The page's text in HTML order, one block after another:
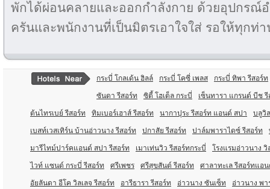
พักได้ผ่อนคลายและออกกำลังกาย ด้วยอุปกรณ์
ครันและพนักงานที่เป็นมิตรเอาใจใส่ รอให้ทุกท่า
กระบี่ โกลเด้น ฮิลล์ กระบี่ โคซี่ เพลส กระบี่ ทิพา รีสอร์ท
ซันดา รีสอร์ท ซิตี้ โฮเต็ล กระบี่ เซ็นทารา แกรนด์ บีช
ต้นไทรเบย์ รีสอร์ท ทิมเบอร์เฮาส์ รีสอร์ท นากาปุระ รีสอร์ท แอนด์ สปา บลูวิ
เบสท์เวสเทิร์น บ้านอ่าวนาง รีสอร์ท ปกาสัย รีสอร์ท ปาล์มพาราไดซ์ รีสอร์ท
มารีไทม์ปาร์คแอนด์ สปา รีสอร์ท เมาเท่นวิว รีสอร์ทกระบี่ โรงแรมอ่าวนาง วิ
ไวท์ แซนด์ กระบี่ รีสอร์ท ศรีเพชร ศรีสุขสันต์ รีสอร์ท ศาลาทะเล รีสอร์ทแอ
อัยลันดา อีโค วิลเลจ รีสอร์ท อารีธารา รีสอร์ท อ่าวนาง ซันเซ็ท อ่าวนาง พา